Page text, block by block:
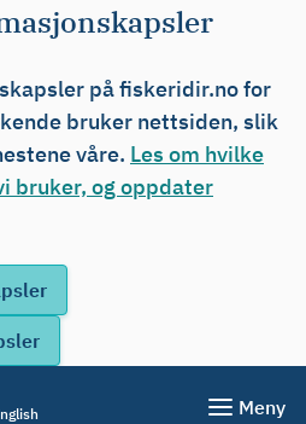
på fiskeridir.no for
bruker nettsiden, slik
våre. Les om hvilke
bruker, og oppdater
Meny